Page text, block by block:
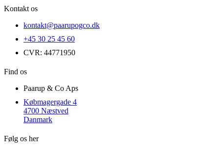
Kontakt os
kontakt@paarupogco.dk
+45 30 25 45 60
CVR: 44771950
Find os
Paarup & Co Aps
Købmagergade 4
4700 Næstved
Danmark
Følg os her